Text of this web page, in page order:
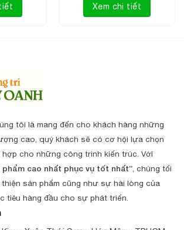
Xem chi tiết
tôi là mang đến cho khách hàng những
cao, quý khách sẽ có cơ hội lựa chọn
hợp cho những công trình kiến trúc. Với
phẩm cao nhất phục vụ tốt nhất”, chúng tối
sản phẩm cũng như sự hài lòng của
tiêu hàng đầu cho sự phát triển.